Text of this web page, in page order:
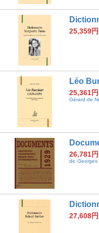
25,359
Léo
25,361
Gérard de
26,781
dir. Georges
27,608